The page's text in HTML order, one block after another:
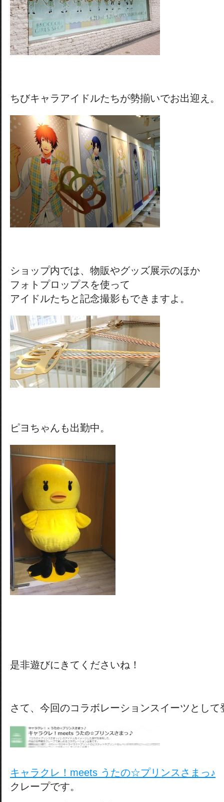
ちびキャラアイドルたちが勢揃いでお出迎え。
ショップ内では、物販やグッズ展示のほか
フォトプロップスを使って
アイドルたちと記念撮影もできますよ。
ピヨちゃんも出勤中。
是非遊びにきてくださいね！
さて、今回のコラボレーションスイーツとし
キャラクレ！meets うたの☆プリンスさまっ♪
クレープです。